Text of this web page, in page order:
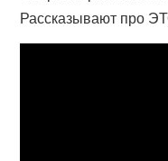
Рассказывают про